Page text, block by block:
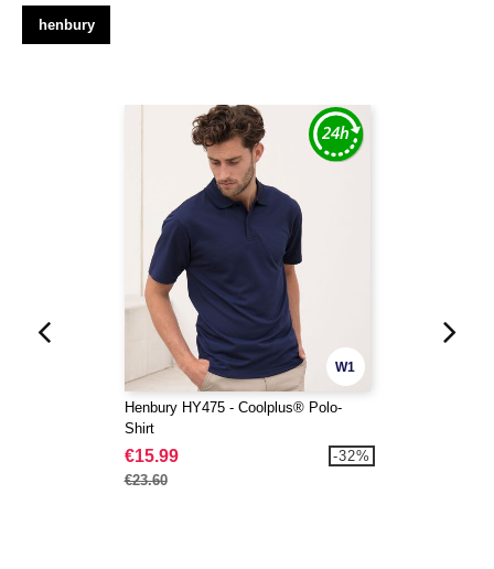
henbury
W1
Henbury HY475 - Coolplus® Polo-
Shirt
€15.99
€23.60
-32%